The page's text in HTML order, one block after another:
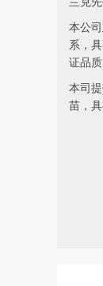
本公
系，
证品质
本司
苗，